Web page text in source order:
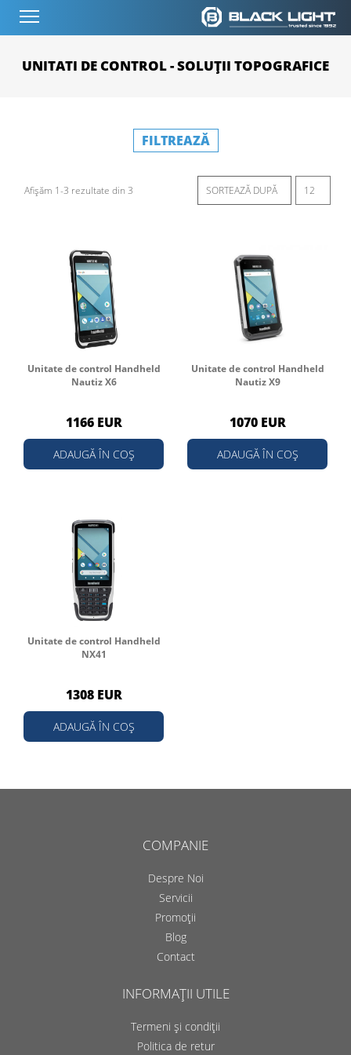
UNITATI DE CONTROL - SOLUȚII TOPOGRAFICE
FILTREAZĂ
Afișăm 1-3 rezultate din 3
Unitate de control Handheld
Nautiz X6
1166 EUR
ADAUGĂ ÎN COȘ
Unitate de control Handheld
Nautiz X9
1070 EUR
ADAUGĂ ÎN COȘ
Unitate de control Handheld
NX41
1308 EUR
ADAUGĂ ÎN COȘ
COMPANIE
Despre Noi
Servicii
Promoții
Blog
Contact
INFORMAȚII UTILE
Termeni și condiții
Politica de retur